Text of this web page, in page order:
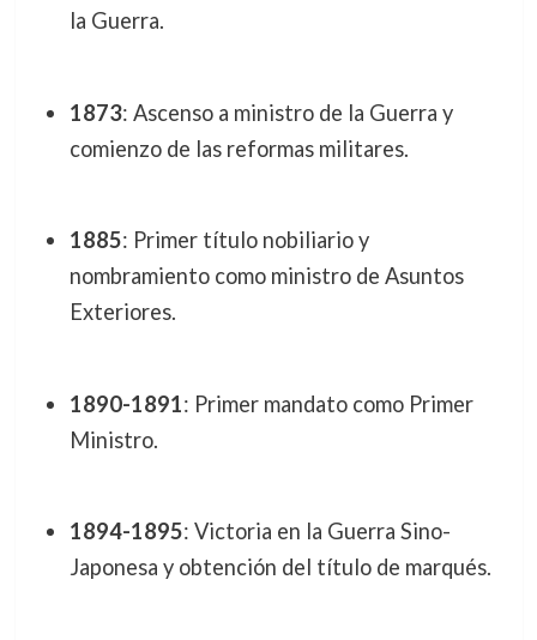
la Guerra.
1873: Ascenso a ministro de la Guerra y
comienzo de las reformas militares.
1885: Primer título nobiliario y
nombramiento como ministro de Asuntos
Exteriores.
1890-1891: Primer mandato como Primer
Ministro.
1894-1895: Victoria en la Guerra Sino-
Japonesa y obtención del título de marqués.